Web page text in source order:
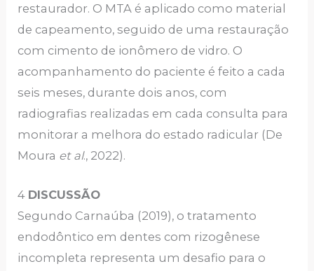
restaurador. O MTA é aplicado como material
de capeamento, seguido de uma restauração
com cimento de ionômero de vidro. O
acompanhamento do paciente é feito a cada
seis meses, durante dois anos, com
radiografias realizadas em cada consulta para
monitorar a melhora do estado radicular (De
Moura et al., 2022).
4 DISCUSSÃO
Segundo Carnaúba (2019), o tratamento
endodôntico em dentes com rizogênese
incompleta representa um desafio para o